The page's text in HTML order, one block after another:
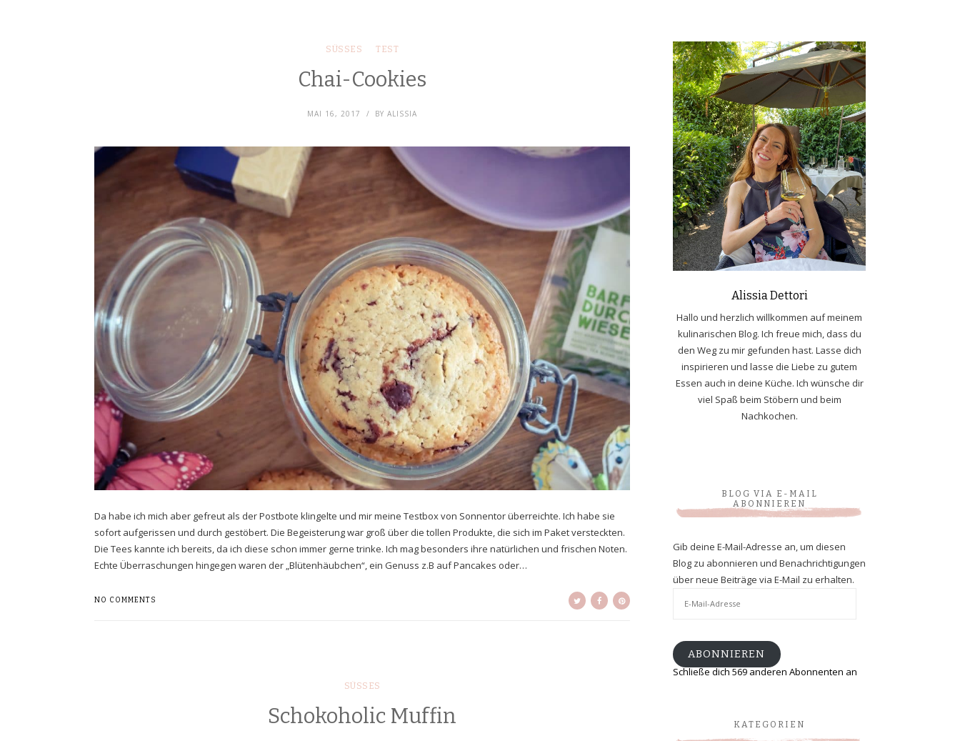
SÜSSES TEST
Chai-Cookies
MAI 16, 2017 BY ALISSIA
Da habe ich mich aber gefreut als der Postbote klingelte und mir meine Testbox von Sonnentor überreichte. Ich habe sie
sofort aufgerissen und durch gestöbert. Die Begeisterung war groß über die tollen Produkte, die sich im Paket versteckten.
Die Tees kannte ich bereits, da ich diese schon immer gerne trinke. Ich mag besonders ihre natürlichen und frischen Noten.
Echte Überraschungen hingegen waren der „Blütenhäubchen“, ein Genuss z.B auf Pancakes oder…
NO COMMENTS
SÜSSES
Schokoholic Muffin
Alissia Dettori
Hallo und herzlich willkommen auf meinem
kulinarischen Blog. Ich freue mich, dass du
den Weg zu mir gefunden hast. Lasse dich
inspirieren und lasse die Liebe zu gutem
Essen auch in deine Küche. Ich wünsche dir
viel Spaß beim Stöbern und beim
Nachkochen.
BLOG VIA E-MAIL
ABONNIEREN
Gib deine E-Mail-Adresse an, um diesen
Blog zu abonnieren und Benachrichtigungen
über neue Beiträge via E-Mail zu erhalten.
ABONNIEREN
Schließe dich 569 anderen Abonnenten an
KATEGORIEN